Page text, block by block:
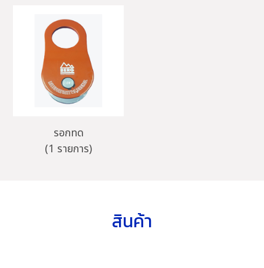
รอกทด
(1 รายการ)
สินค้า